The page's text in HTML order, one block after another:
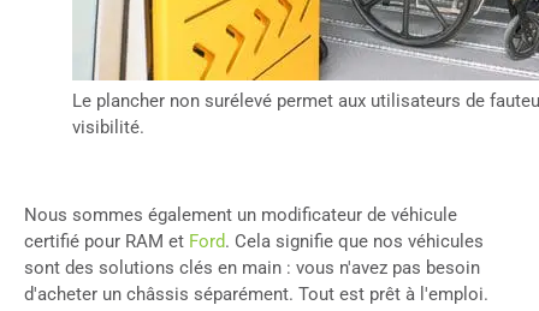
Le plancher non surélevé permet aux utilisateurs de
visibilité.
Nous sommes également un modificateur de véhicule
certifié pour RAM et Ford. Cela signifie que nos véhicules
sont des solutions clés en main : vous n'avez pas besoin
d'acheter un châssis séparément. Tout est prêt à l'emploi.